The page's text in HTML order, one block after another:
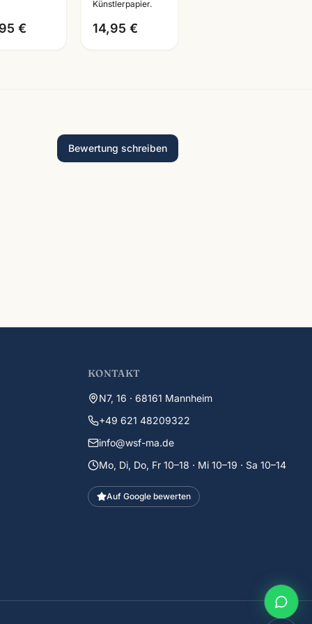
€
Mannheim
Künstlerpapier.
14,95 €
Bewertung schreiben
KONTAKT
N7, 16 · 68161 Mannheim
+49 621 48209322
info@wsf-ma.de
Mo, Di, Do, Fr 10–18 · Mi 10–19 · Sa 10–14
Auf Google bewerten